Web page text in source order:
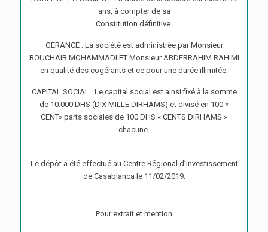
ans, à compter de sa
Constitution définitive.
GERANCE : La société est administrée par Monsieur
BOUCHAIB MOHAMMADI ET Monsieur ABDERRAHIM RAHIMI
en qualité des cogérants et ce pour une durée illimitée.
CAPITAL SOCIAL : Le capital social est ainsi fixé à la somme
de 10.000 DHS (DIX MILLE DIRHAMS) et divisé en 100 «
CENT» parts sociales de 100 DHS « CENTS DIRHAMS »
chacune.
Le dépôt a été effectué au Centre Régional d’Investissement
de Casablanca le 11/02/2019.
Pour extrait et mention